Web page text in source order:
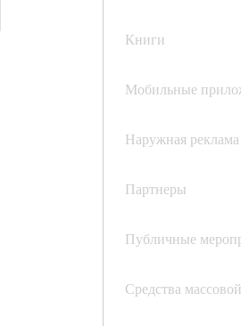
Книги
Мобильные
Наружная реклама
Партнеры
Публичные
Средства